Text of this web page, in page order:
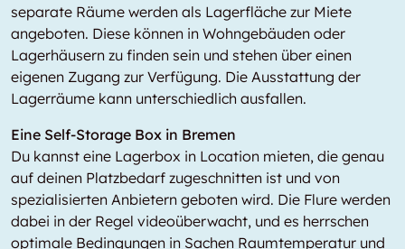
separate Räume werden als Lagerfläche zur Miete
angeboten. Diese können in Wohngebäuden oder
Lagerhäusern zu finden sein und stehen über einen
eigenen Zugang zur Verfügung. Die Ausstattung der
Lagerräume kann unterschiedlich ausfallen.
Eine Self-Storage Box in Bremen
Du kannst eine Lagerbox in Location mieten, die genau
auf deinen Platzbedarf zugeschnitten ist und von
spezialisierten Anbietern geboten wird. Die Flure werden
dabei in der Regel videoüberwacht, und es herrschen
optimale Bedingungen in Sachen Raumtemperatur und